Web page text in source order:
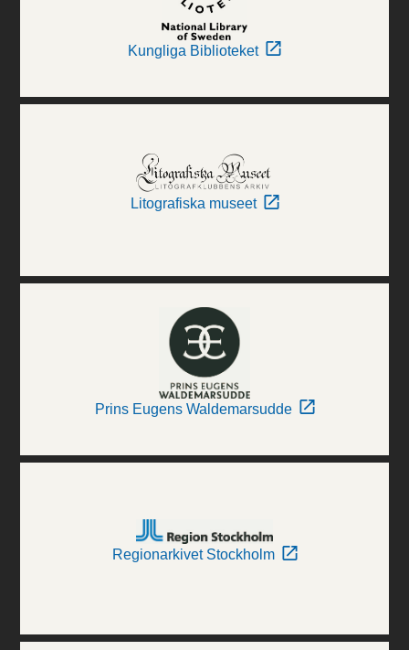
Kungliga Biblioteket
Litografiska museet
Prins Eugens Waldemarsudde
Regionarkivet Stockholm